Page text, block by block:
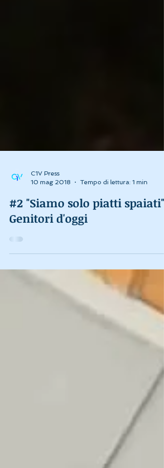
10 mag 2018
Tempo di lettura: 1 min
#2 "Siamo solo piatti spaiati".
Genitori d'oggi